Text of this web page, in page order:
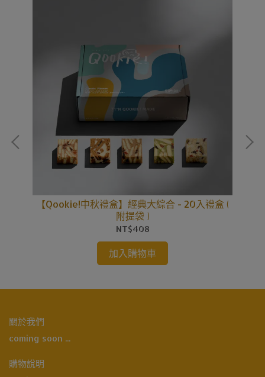
【Qookie!中秋禮盒】經典大綜合 - 20入禮盒 (
附提袋 )
NT$408
加入購物車
關於我們
coming soon ...
購物說明